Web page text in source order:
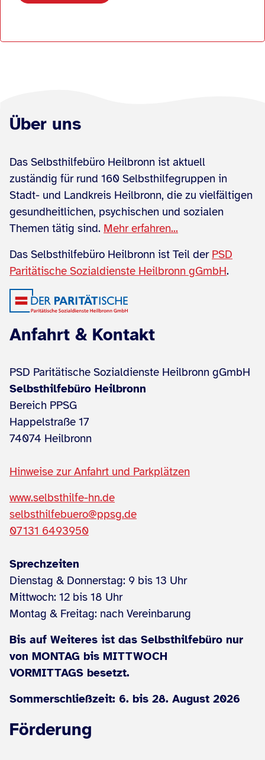
Über uns
Das Selbsthilfebüro Heilbronn ist aktuell
zuständig für rund 160 Selbsthilfegruppen in
Stadt- und Landkreis Heilbronn, die zu vielfältigen
gesundheitlichen, psychischen und sozialen
Themen tätig sind. Mehr erfahren...
Das Selbsthilfebüro Heilbronn ist Teil der PSD
Paritätische Sozialdienste Heilbronn gGmbH.
Anfahrt & Kontakt
PSD Paritätische Sozialdienste Heilbronn gGmbH
Selbsthilfebüro Heilbronn
Bereich PPSG
Happelstraße 17
74074 Heilbronn
Hinweise zur Anfahrt und Parkplätzen
www.selbsthilfe-hn.de
selbsthilfebuero@ppsg.de
07131 6493950
Sprechzeiten
Dienstag & Donnerstag: 9 bis 13 Uhr
Mittwoch: 12 bis 18 Uhr
Montag & Freitag: nach Vereinbarung
Bis auf Weiteres ist das Selbsthilfebüro nur
von MONTAG bis MITTWOCH
VORMITTAGS besetzt.
Sommerschließzeit: 6. bis 28. August 2026
Förderung